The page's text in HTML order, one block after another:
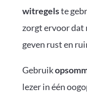
witregelste
zorgt ervoor dat
geven rust en
Gebruik
lezer in één